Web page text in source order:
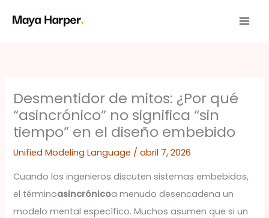
Desmentidor de mitos: ¿Por qué
“asincrónico” no significa “sin
tiempo” en el diseño embebido
Unified Modeling Language /abril 7, 2026
Cuando los ingenieros discuten sistemas embebidos,
el términoasincrónicoa menudo desencadena un
modelo mental específico. Muchos asumen que si un